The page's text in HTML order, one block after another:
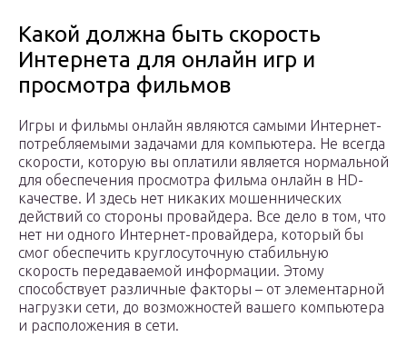
Какой должна быть скорость
Интернета для онлайн игр и
просмотра фильмов
Игры и фильмы онлайн являются самыми Интернет-
потребляемыми задачами для компьютера. Не всегда
скорости, которую вы оплатили является нормальной
для обеспечения просмотра фильма онлайн в HD-
качестве. И здесь нет никаких мошеннических
действий со стороны провайдера. Все дело в том, что
нет ни одного Интернет-провайдера, который бы
смог обеспечить круглосуточную стабильную
скорость передаваемой информации. Этому
способствует различные факторы – от элементарной
нагрузки сети, до возможностей вашего компьютера
и расположения в сети.